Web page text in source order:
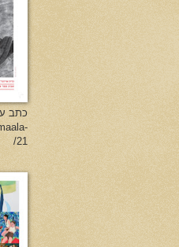
כתב
21/